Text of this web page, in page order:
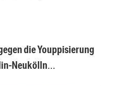
die Youppisierung
Neukölln…